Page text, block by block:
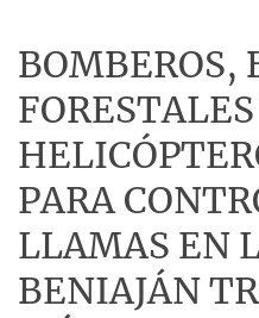
BOMBEROS,
PARA
LLAMAS EN
BENIAJÁN